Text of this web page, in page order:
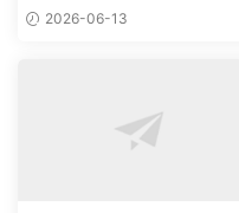
源碼與telegram協議助手落地
2026-06-13